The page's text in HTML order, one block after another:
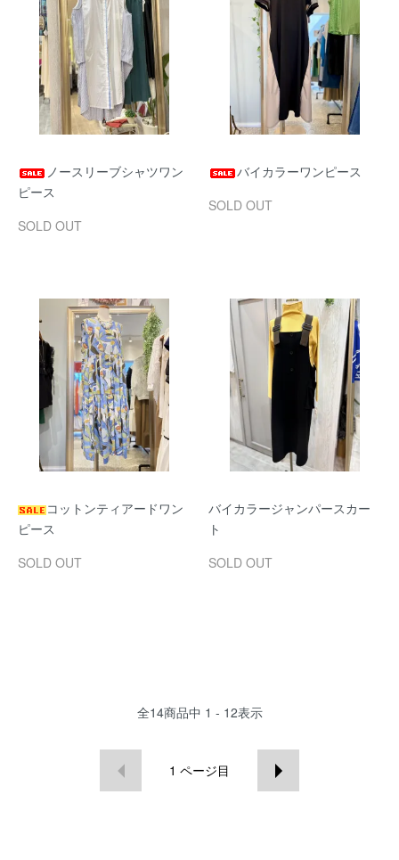
ノースリーブシャツワン
ピース
SOLD OUT
バイカラーワンピース
SOLD OUT
コットンティアードワン
ピース
SOLD OUT
バイカラージャンパースカー
ト
SOLD OUT
全14商品中 1 - 12表示
1 ページ目